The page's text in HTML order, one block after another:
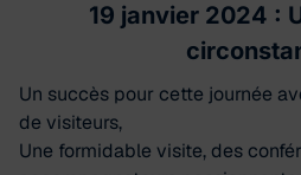
19 janvier 2024 :
Un succès pour cette journée
de visiteurs,
Une formidable visite, des